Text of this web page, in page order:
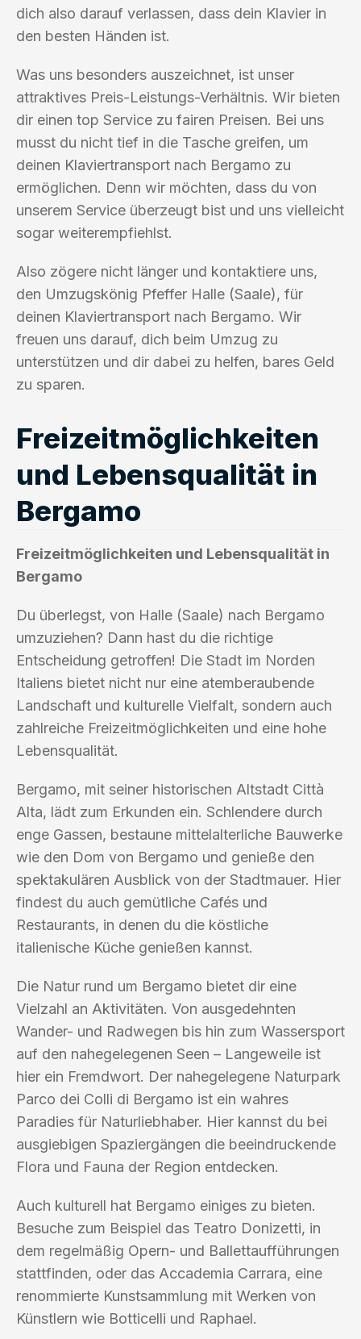
dich also darauf verlassen, dass dein Klavier in
den besten Händen ist.
Was uns besonders auszeichnet, ist unser
attraktives Preis-Leistungs-Verhältnis. Wir bieten
dir einen top Service zu fairen Preisen. Bei uns
musst du nicht tief in die Tasche greifen, um
deinen Klaviertransport nach Bergamo zu
ermöglichen. Denn wir möchten, dass du von
unserem Service überzeugt bist und uns vielleicht
sogar weiterempfiehlst.
Also zögere nicht länger und kontaktiere uns,
den Umzugskönig Pfeffer Halle (Saale), für
deinen Klaviertransport nach Bergamo. Wir
freuen uns darauf, dich beim Umzug zu
unterstützen und dir dabei zu helfen, bares Geld
zu sparen.
Freizeitmöglichkeiten
und Lebensqualität in
Bergamo
Freizeitmöglichkeiten und Lebensqualität in
Bergamo
Du überlegst, von Halle (Saale) nach Bergamo
umzuziehen? Dann hast du die richtige
Entscheidung getroffen! Die Stadt im Norden
Italiens bietet nicht nur eine atemberaubende
Landschaft und kulturelle Vielfalt, sondern auch
zahlreiche Freizeitmöglichkeiten und eine hohe
Lebensqualität.
Bergamo, mit seiner historischen Altstadt Città
Alta, lädt zum Erkunden ein. Schlendere durch
enge Gassen, bestaune mittelalterliche Bauwerke
wie den Dom von Bergamo und genieße den
spektakulären Ausblick von der Stadtmauer. Hier
findest du auch gemütliche Cafés und
Restaurants, in denen du die köstliche
italienische Küche genießen kannst.
Die Natur rund um Bergamo bietet dir eine
Vielzahl an Aktivitäten. Von ausgedehnten
Wander- und Radwegen bis hin zum Wassersport
auf den nahegelegenen Seen – Langeweile ist
hier ein Fremdwort. Der nahegelegene Naturpark
Parco dei Colli di Bergamo ist ein wahres
Paradies für Naturliebhaber. Hier kannst du bei
ausgiebigen Spaziergängen die beeindruckende
Flora und Fauna der Region entdecken.
Auch kulturell hat Bergamo einiges zu bieten.
Besuche zum Beispiel das Teatro Donizetti, in
dem regelmäßig Opern- und Ballettaufführungen
stattfinden, oder das Accademia Carrara, eine
renommierte Kunstsammlung mit Werken von
Künstlern wie Botticelli und Raphael.